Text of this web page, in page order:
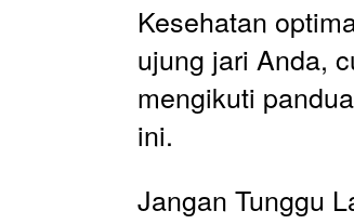
Kesehatan
ujung jari Anda,
mengikuti
ini.
Jangan Tunggu